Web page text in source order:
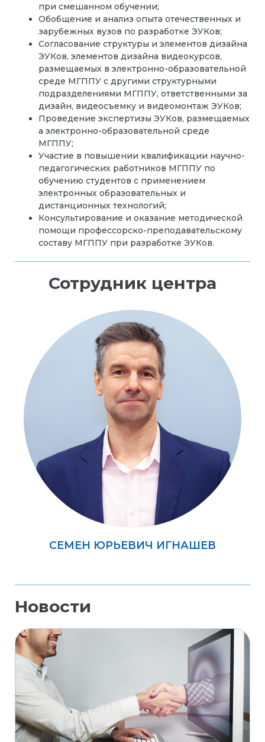
при смешанном обучении;
Обобщение и анализ опыта отечественных и
зарубежных вузов по разработке ЭУКов;
Согласование структуры и элементов дизайна
ЭУКов, элементов дизайна видеокурсов,
размещаемых в электронно-образовательной
среде МГППУ с другими структурными
подразделениями МГППУ, ответственными за
дизайн, видеосъемку и видеомонтаж ЭУКов;
Проведение экспертизы ЭУКов, размещаемых
а электронно-образовательной среде
МГППУ;
Участие в повышении квалификации научно-
педагогических работников МГППУ по
обучению студентов с применением
электронных образовательных и
дистанционных технологий;
Консультирование и оказание методической
помощи профессорско-преподавательскому
составу МГППУ при разработке ЭУКов.
Сотрудник центра
СЕМЕН ЮРЬЕВИЧ ИГНАШЕВ
Новости